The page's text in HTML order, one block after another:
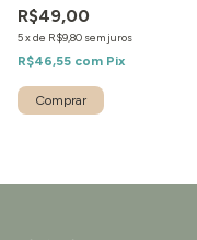
R$49,00
5xde R$9,80 sem juros
R$46,55 com Pix